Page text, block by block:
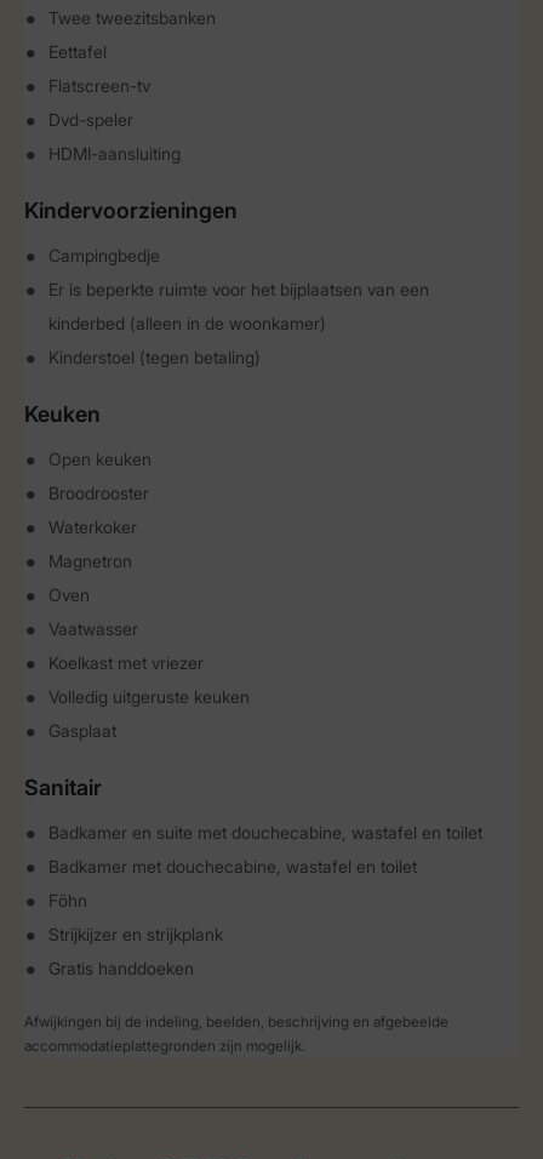
Twee tweezitsbanken
Eettafel
Flatscreen-tv
Dvd-speler
HDMI-aansluiting
Kindervoorzieningen
Campingbedje
Er is beperkte ruimte voor het bijplaatsen van een
kinderbed (alleen in de woonkamer)
Kinderstoel (tegen betaling)
Keuken
Open keuken
Broodrooster
Waterkoker
Magnetron
Oven
Vaatwasser
Koelkast met vriezer
Volledig uitgeruste keuken
Gasplaat
Sanitair
Badkamer en suite met douchecabine, wastafel en toilet
Badkamer met douchecabine, wastafel en toilet
Föhn
Strijkijzer en strijkplank
Gratis handdoeken
Afwijkingen bij de indeling, beelden, beschrijving en afgebeelde
accommodatieplattegronden zijn mogelijk.